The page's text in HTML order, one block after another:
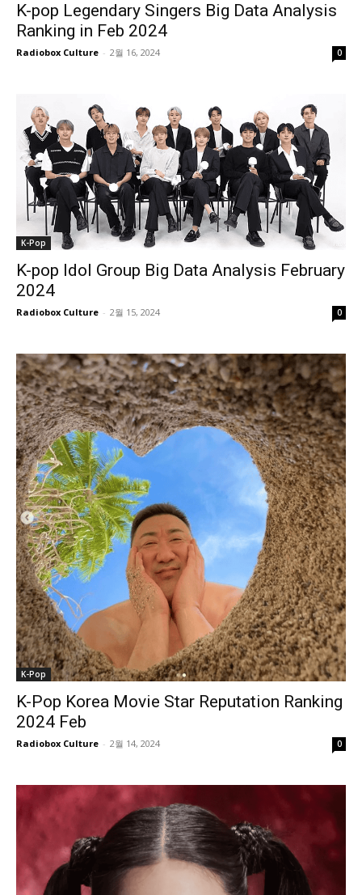
K-pop Legendary Singers Big Data Analysis
Ranking in Feb 2024
Radiobox Culture - 2월 16, 2024 0
K-Pop
K-pop Idol Group Big Data Analysis February
2024
Radiobox Culture - 2월 15, 2024 0
K-Pop
K-Pop Korea Movie Star Reputation Ranking
2024 Feb
Radiobox Culture - 2월 14, 2024 0